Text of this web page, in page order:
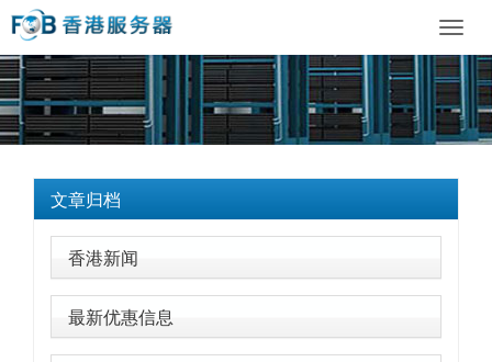
文章归档
香港新闻
最新优惠信息